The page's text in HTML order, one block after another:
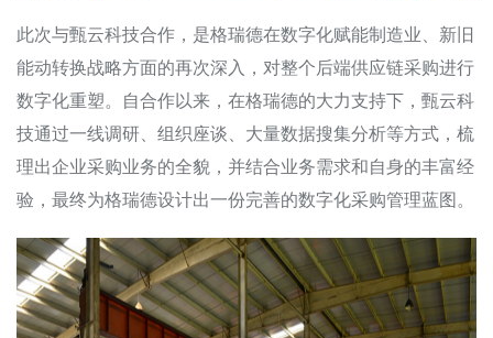
此次与甄云科技合作，是格瑞德在数字化赋能制造业、新旧
能动转换战略方面的再次深入，对整个后端供应链采购进行
数字化重塑。自合作以来，在格瑞德的大力支持下，甄云科
技通过一线调研、组织座谈、大量数据搜集分析等方式，梳
理出企业采购业务的全貌，并结合业务需求和自身的丰富经
验，最终为格瑞德设计出一份完善的数字化采购管理蓝图。